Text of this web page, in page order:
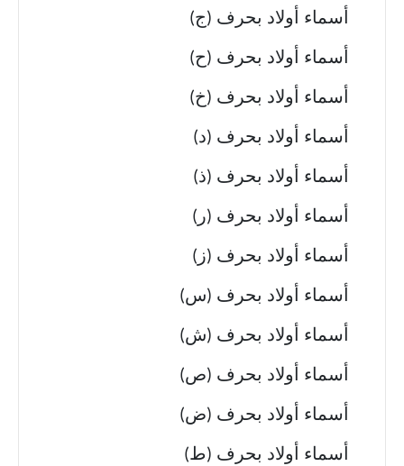
أسماء أولاد بحرف (ج)
أسماء أولاد بحرف (ح)
أسماء أولاد بحرف (خ)
أسماء أولاد بحرف (د)
أسماء أولاد بحرف (ذ)
أسماء أولاد بحرف (ر)
أسماء أولاد بحرف (ز)
أسماء أولاد بحرف (س)
أسماء أولاد بحرف (ش)
أسماء أولاد بحرف (ص)
أسماء أولاد بحرف (ض)
أسماء أولاد بحرف (ط)